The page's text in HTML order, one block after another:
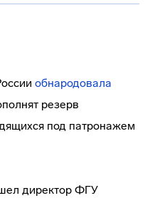
обнародовала
резерв
под патронажем
директор ФГУ